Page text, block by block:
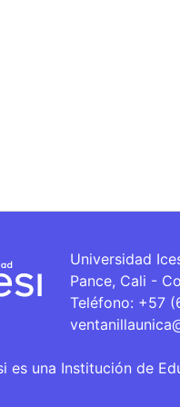
Universidad
Pance, Cali -
Teléfono: +57
es una Institución de